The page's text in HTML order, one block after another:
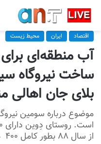
اقتصاد ایران محیط زیست
آب منطقه‌ای
ساخت نیروگاه
بلای جان اهالی
موضوع درباره سومین
از سال ٨٨ بطور کامل ۴٠٠ هکتار آن از بین رفت.